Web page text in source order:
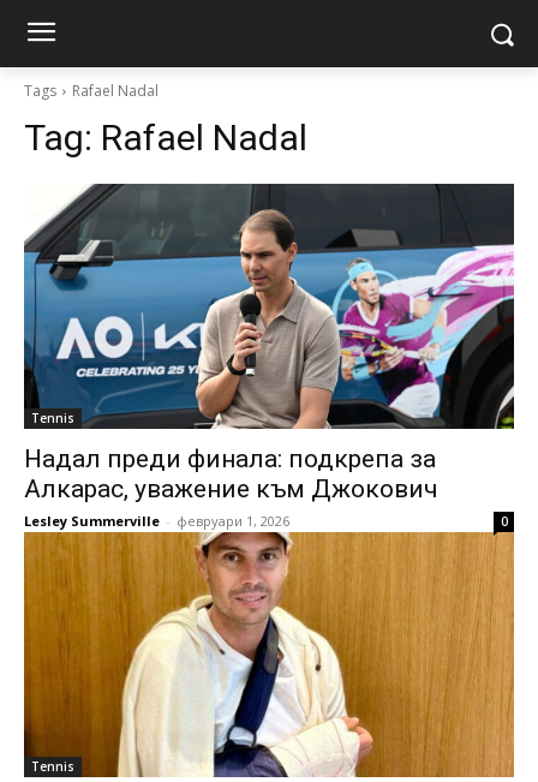
Tags Rafael Nadal
Tag: Rafael Nadal
Tennis
Надал преди финала: подкрепа за
Алкарас, уважение към Джокович
Lesley Summerville - февруари 1, 2026 0
Tennis